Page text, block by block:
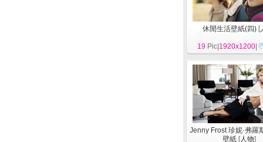
休閒生活壁紙(四) [
19 Pic| 1920x1200
Jenny Frost 珍妮·弗羅
壁紙 [人物]